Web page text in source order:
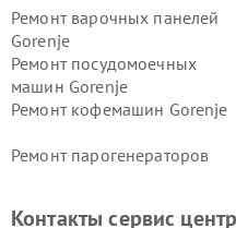
Ремонт варочных панелей
Gorenje
Ремонт посудомоечных
машин Gorenje
Ремонт кофемашин Gorenje
Ремонт парогенераторов
Контакты сервис